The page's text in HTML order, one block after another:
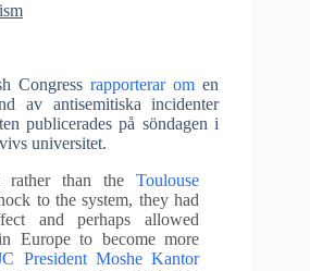
Congressrapporterar omen
av antisemitiska incidenter
publicerades på söndagen i
universitet.
rather than theToulouse
to the system, they had
and perhaps allowed
Europe to become more
President Moshe Kantor